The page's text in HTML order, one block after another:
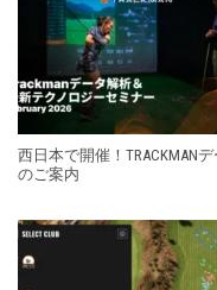
西日本で開催！TRACKMAN
のご案内